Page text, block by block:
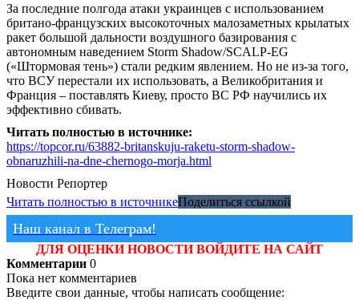
За последние полгода атаки украинцев с использованием
британо-французских высокоточных малозаметных крылатых
ракет большой дальности воздушного базирования с
автономным наведением Storm Shadow/SCALP-EG
(«Штормовая тень») стали редким явлением. Но не из-за того,
что ВСУ перестали их использовать, а Великобритания и
Франция – поставлять Киеву, просто ВС РФ научились их
эффективно сбивать.
Читать полностью в источнике:
https://topcor.ru/63882-britanskuju-raketu-storm-shadow-
obnaruzhili-na-dne-chernogo-morja.html
Новости Репортер
Читать полностью в источникеПоделиться ссылкой
Наш канал в Телеграм!
ДЛЯ ОЦЕНКИ НОВОСТИ ВОЙДИТЕ НА САЙТ
Комментарии 0
Пока нет комментариев
Введите свои данные, чтобы написать сообщение: